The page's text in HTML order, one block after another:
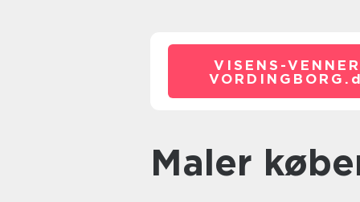
VISENS-
VORDINGBORG.
maler